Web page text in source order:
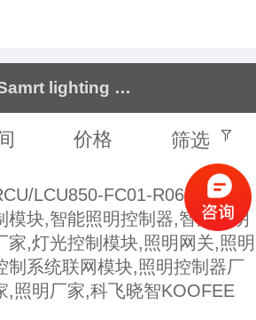
照明控制系统 Samrt lighting control system/unit
价格 筛选
LCU850-FC01-R06-空调控
模块,智能照明控制器,智能照明
家,灯光控制模块,照明网关,照明
制系统联网模块,照明控制器厂
,照明厂家,科飞晓智KOOFEE